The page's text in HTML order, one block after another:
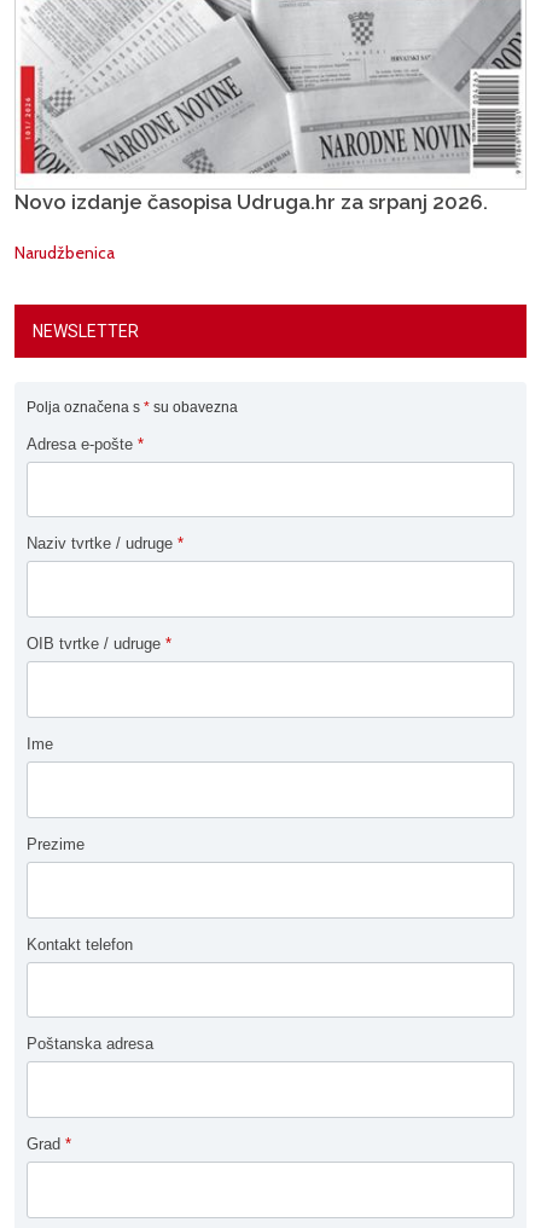
Novo izdanje časopisa Udruga.hr za srpanj 2026.
Narudžbenica
NEWSLETTER
Polja označena s * su obavezna
Adresa e-pošte *
Naziv tvrtke / udruge *
OIB tvrtke / udruge *
Ime
Prezime
Kontakt telefon
Poštanska adresa
Grad *